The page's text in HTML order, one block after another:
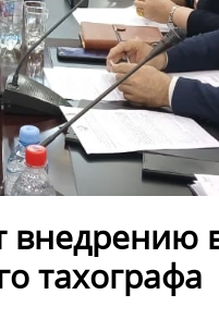
внедрению
тахографа